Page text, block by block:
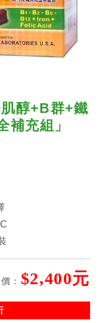
醇+B群+鐵
補充組」
： $2,400元